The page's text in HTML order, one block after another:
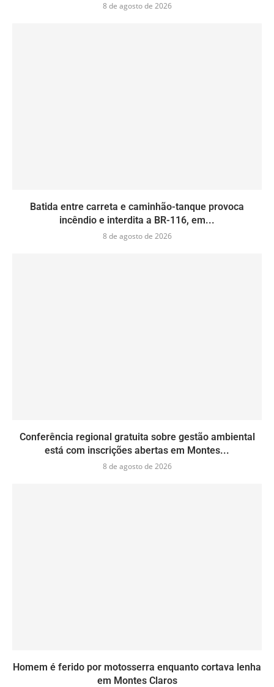
8 de agosto de 2026
Batida entre carreta e caminhão-tanque provoca
incêndio e interdita a BR-116, em...
8 de agosto de 2026
Conferência regional gratuita sobre gestão ambiental
está com inscrições abertas em Montes...
8 de agosto de 2026
Homem é ferido por motosserra enquanto cortava lenha
em Montes Claros